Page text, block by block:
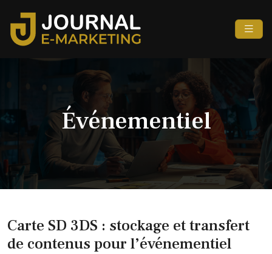
Événementiel
Carte SD 3DS : stockage et transfert
de contenus pour l’événementiel